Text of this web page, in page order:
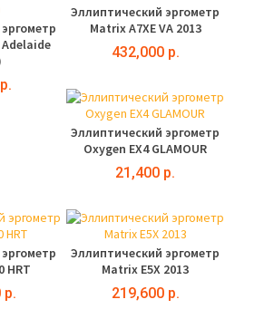
Эллиптический эргометр
Matrix A7XE VA 2013
432,000 р.
Эллиптический эргометр
Oxygen EX4 GLAMOUR
21,400 р.
HRT
р.
Эллиптический эргометр
Matrix E5X 2013
219,600 р.